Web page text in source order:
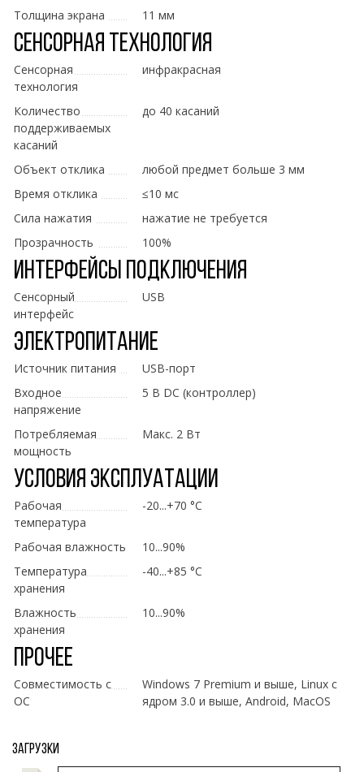
Толщина экрана
11 мм
Сенсорная технология
Сенсорная
технология
инфракрасная
Количество
поддерживаемых
касаний
до 40 касаний
Объект отклика
любой предмет больше 3 мм
Время отклика
≤10 мс
Сила нажатия
нажатие не требуется
Прозрачность
100%
Интерфейсы подключения
Сенсорный
интерфейс
USB
Электропитание
Источник питания
USB-порт
Входное
напряжение
5 В DC (контроллер)
Потребляемая
мощность
Макс. 2 Вт
Условия эксплуатации
Рабочая
температура
-20...+70 °C
Рабочая влажность
10...90%
Температура
хранения
-40...+85 °C
Влажность
хранения
10...90%
Прочее
Совместимость с
ОС
Windows 7 Premium и выше, Linux с
ядром 3.0 и выше, Android, MacOS
Загрузки